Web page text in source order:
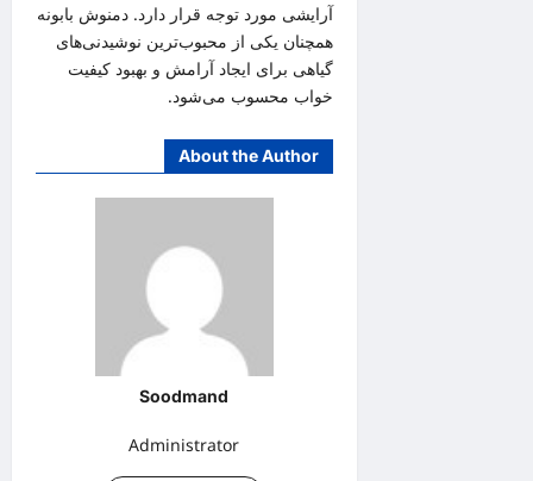
آرایشی مورد توجه قرار دارد. دمنوش بابونه
همچنان یکی از محبوب‌ترین نوشیدنی‌های
گیاهی برای ایجاد آرامش و بهبود کیفیت
خواب محسوب می‌شود.
About the Author
Soodmand
Administrator